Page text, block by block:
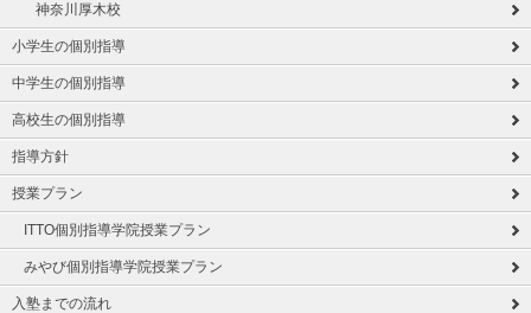
神奈川厚木校
小学生の個別指導
中学生の個別指導
高校生の個別指導
指導方針
授業プラン
ITTO個別指導学院授業プラン
みやび個別指導学院授業プラン
入塾までの流れ